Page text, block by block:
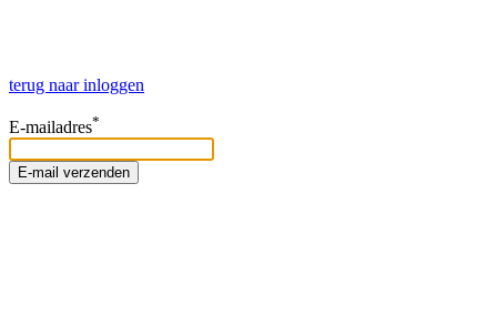
terug naar inloggen
E-mailadres*
E-mail verzenden